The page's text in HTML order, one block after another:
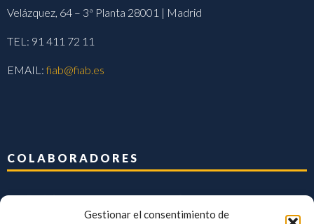
Gestionar el consentimiento de
Velázquez, 64 – 3ª Planta 28001 | Madrid
TEL: 91 411 72 11
EMAIL:fiab@fiab.es
COLABORADORES